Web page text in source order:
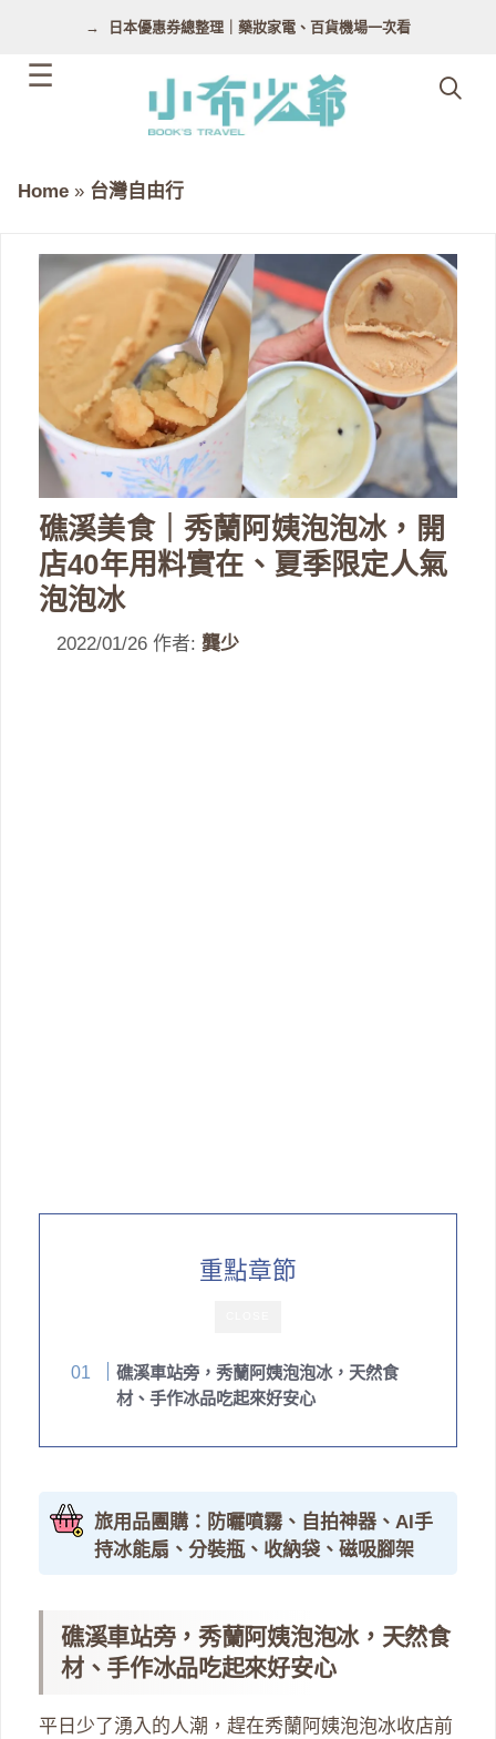
日本優惠券總整理｜藥妝家電、百貨機場一次看
Home » 台灣自由行
礁溪美食｜秀蘭阿姨泡泡冰，開
店40年用料實在、夏季限定人氣
泡泡冰
2022/01/26 作者: 龔少
重點章節
礁溪車站旁，秀蘭阿姨泡泡冰，天然食
材、手作冰品吃起來好安心
旅用品團購：防曬噴霧、自拍神器、AI手
持冰能扇、分裝瓶、收納袋、磁吸腳架
礁溪車站旁，秀蘭阿姨泡泡冰，天然食
材、手作冰品吃起來好安心
平日少了湧入的人潮，趕在秀蘭阿姨泡泡冰收店前